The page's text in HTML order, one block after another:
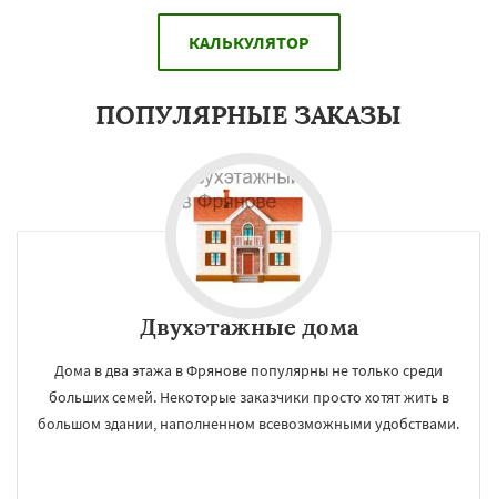
КАЛЬКУЛЯТОР
ПОПУЛЯРНЫЕ ЗАКАЗЫ
Двухэтажные дома
Дома в два этажа в Фрянове популярны не только среди
больших семей. Некоторые заказчики просто хотят жить в
большом здании, наполненном всевозможными удобствами.